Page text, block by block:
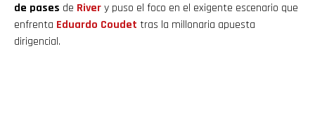
de pases de Rivery puso el foco en el exigente escenario que
enfrenta Eduardo Coudet tras la millonaria apuesta
dirigencial.